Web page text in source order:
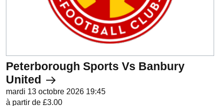
Peterborough Sports Vs Banbury
United
mardi 13 octobre 2026 19:45
à partir de £3.00